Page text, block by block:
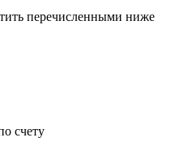
перечисленными ниже
счету